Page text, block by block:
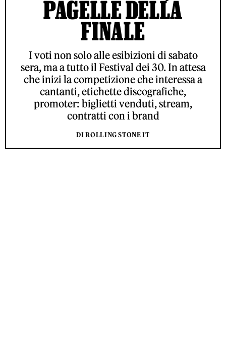
PAGELLE DELLA
FINALE
I voti non solo alle esibizioni di sabato
sera, ma a tutto il Festival dei 30. In attesa
che inizi la competizione che interessa a
cantanti, etichette discografiche,
promoter: biglietti venduti, stream,
contratti con i brand
DI ROLLING STONE IT